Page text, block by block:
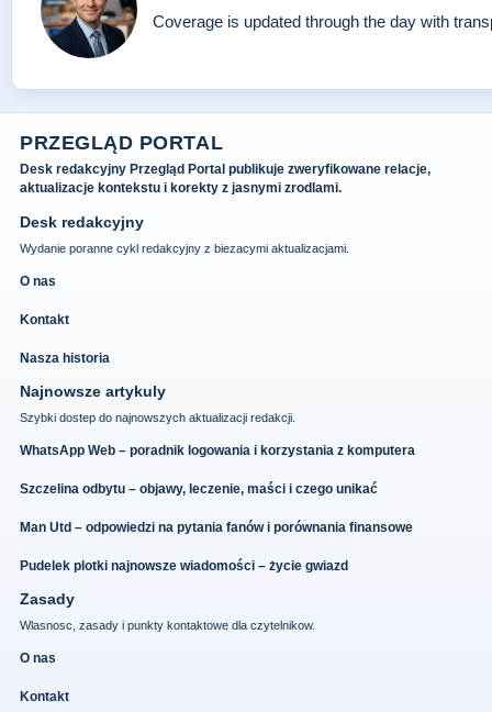
Coverage is updated through the day with
PRZEGLĄD PORTAL
Desk redakcyjny Przegląd Portal publikuje zweryfikowane relacje,
aktualizacje kontekstu i korekty z jasnymi zrodlami.
Desk redakcyjny
Wydanie poranne cykl redakcyjny z biezacymi aktualizacjami.
O nas
Kontakt
Nasza historia
Najnowsze artykuly
Szybki dostep do najnowszych aktualizacji redakcji.
WhatsApp Web – poradnik logowania i korzystania z komputera
Szczelina odbytu – objawy, leczenie, maści i czego unikać
Man Utd – odpowiedzi na pytania fanów i porównania finansowe
Pudelek plotki najnowsze wiadomości – życie gwiazd
Zasady
Wlasnosc, zasady i punkty kontaktowe dla czytelnikow.
O nas
Kontakt